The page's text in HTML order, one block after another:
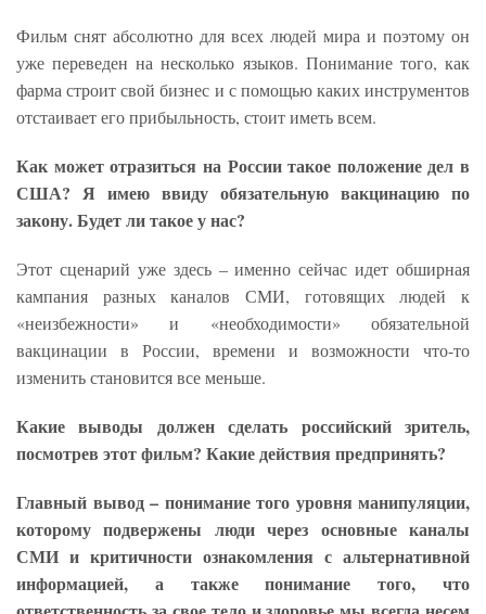
Фильм снят абсолютно для всех людей мира и поэтому он
уже переведен на несколько языков. Понимание того, как
фарма строит свой бизнес и с помощью каких инструментов
отстаивает его прибыльность, стоит иметь всем.
Как может отразиться на России такое положение дел в
США? Я имею ввиду обязательную вакцинацию по
закону. Будет ли такое у нас?
Этот сценарий уже здесь – именно сейчас идет обширная
кампания разных каналов СМИ, готовящих людей к
«неизбежности» и «необходимости» обязательной
вакцинации в России, времени и возможности что-то
изменить становится все меньше.
Какие выводы должен сделать российский зритель,
посмотрев этот фильм? Какие действия предпринять?
Главный вывод – понимание того уровня манипуляции,
которому подвержены люди через основные каналы
СМИ и критичности ознакомления с альтернативной
информацией, а также понимание того, что